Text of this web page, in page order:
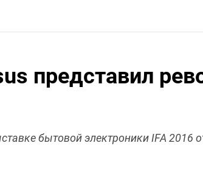
представил
бытовой электроники IFA 2016